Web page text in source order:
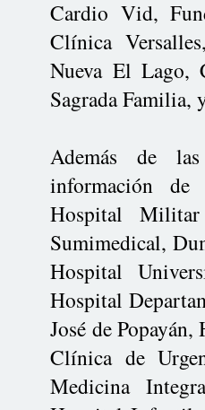
Cardio Vid,
Clínica
Nueva El Lago,
Sagrada Familia,
Además de
información de
Hospital
Sumimedical,
Hospital
Hospital
José de
Clínica de
Medicina